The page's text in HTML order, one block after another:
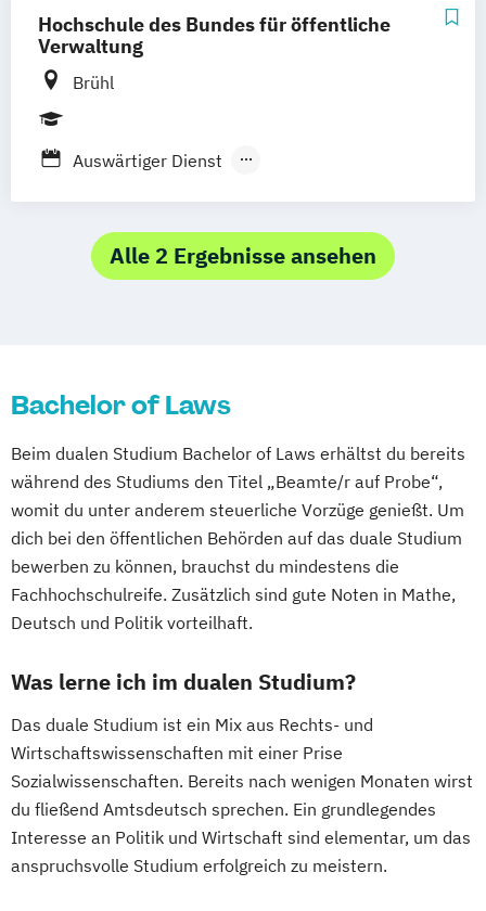
Staatlicher Verwaltungsdienst
Hochschule des Bundes für öffentliche
Verwaltung
Brühl
Auswärtiger Dienst
Digital Administration and Cyber Security
Kriminalvollzugsdienst
Verfassungsschutz des Bundes
Verwaltungsmanagement Wetterdienst
Zolldienst des Bundes (LL.B.)
Alle 2 Ergebnisse ansehen
Bachelor of Laws
Beim dualen Studium Bachelor of Laws erhältst du bereits
während des Studiums den Titel „Beamte/r auf Probe“,
womit du unter anderem steuerliche Vorzüge genießt. Um
dich bei den öffentlichen Behörden auf das duale Studium
bewerben zu können, brauchst du mindestens die
Fachhochschulreife. Zusätzlich sind gute Noten in Mathe,
Deutsch und Politik vorteilhaft.
Was lerne ich im dualen Studium?
Das duale Studium ist ein Mix aus Rechts- und
Wirtschaftswissenschaften mit einer Prise
Sozialwissenschaften. Bereits nach wenigen Monaten wirst
du fließend Amtsdeutsch sprechen. Ein grundlegendes
Interesse an Politik und Wirtschaft sind elementar, um das
anspruchsvolle Studium erfolgreich zu meistern.